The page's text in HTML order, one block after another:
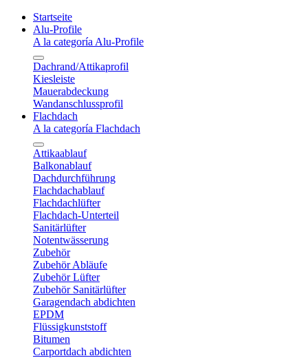
Startseite
Alu-Profile
A la categoría Alu-Profile
Dachrand/Attikaprofil
Kiesleiste
Mauerabdeckung
Wandanschlussprofil
Flachdach
A la categoría Flachdach
Attikaablauf
Balkonablauf
Dachdurchführung
Flachdachablauf
Flachdachlüfter
Flachdach-Unterteil
Sanitärlüfter
Notentwässerung
Zubehör
Zubehör Abläufe
Zubehör Lüfter
Zubehör Sanitärlüfter
Garagendach abdichten
EPDM
Flüssigkunststoff
Bitumen
Carportdach abdichten